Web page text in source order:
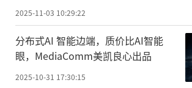
2025-11-03 10:29:22
分布式AI 智能边端，质价比AI智能
眼，MediaComm美凯良心出品
2025-10-31 17:30:15